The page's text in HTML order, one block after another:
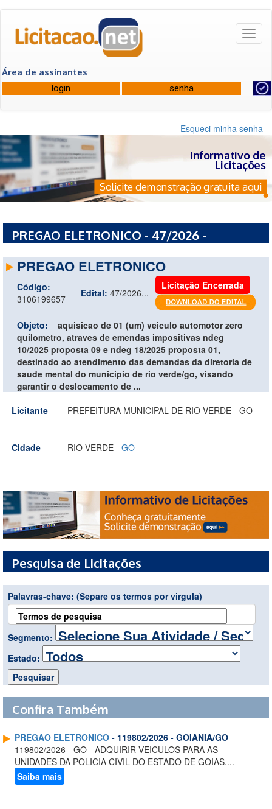
Área de assinantes
Esqueci minha senha
Informativo de
Licitações
Solicite demonstração gratuita aqui
PREGAO ELETRONICO - 47/2026 -
PREGAO ELETRONICO
Código:
3106199657
Edital: 47/2026...
Licitação Encerrada
Objeto:
aquisicao de 01 (um) veiculo automotor zero
quilometro, atraves de emendas impositivas ndeg
10/2025 proposta 09 e ndeg 18/2025 proposta 01,
destinado ao atendimento das demandas da diretoria de
saude mental do municipio de rio verde/go, visando
garantir o deslocamento de ...
Licitante
PREFEITURA MUNICIPAL DE RIO VERDE - GO
Cidade RIO VERDE - GO
Pesquisa de Licitações
Palavras-chave: (Separe os termos por virgula)
Segmento:
Estado:
Confira Também
PREGAO ELETRONICO - 119802/2026 - GOIANIA/GO
119802/2026 - GO - ADQUIRIR VEICULOS PARA AS
UNIDADES DA POLICIA CIVIL DO ESTADO DE GOIAS....
Saiba mais